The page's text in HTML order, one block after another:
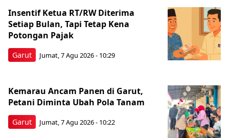
Garut
Insentif Ketua RT/RW Diterima
Setiap Bulan, Tapi Tetap Kena
Potongan Pajak
Jumat, 7 Agu 2026 - 10:29
Garut
Kemarau Ancam Panen di Garut,
Petani Diminta Ubah Pola Tanam
Jumat, 7 Agu 2026 - 10:22